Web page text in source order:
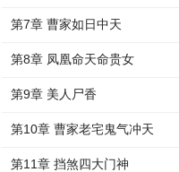
第7章 曹家如日中天
第8章 凤凰命天命贵女
第9章 美人尸香
第10章 曹家老宅鬼气冲天
第11章 挡煞四大门神